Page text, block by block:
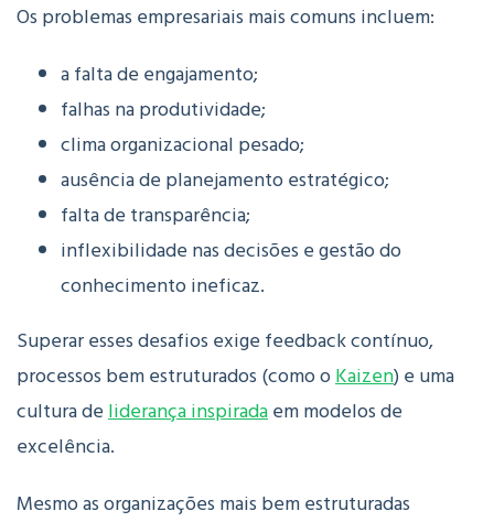
Os problemas empresariais mais comuns incluem:
a falta de engajamento;
falhas na produtividade;
clima organizacional pesado;
ausência de planejamento estratégico;
falta de transparência;
inflexibilidade nas decisões e gestão do
conhecimento ineficaz.
Superar esses desafios exige feedback contínuo,
processos bem estruturados (como oKaizen) e uma
cultura deliderança inspiradaem modelos de
excelência.
Mesmo as organizações mais bem estruturadas